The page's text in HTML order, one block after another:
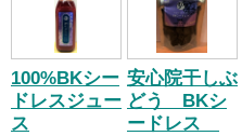
100%BKシー
ドレスジュー
ス
安心院干しぶ
どう BKシ
ードレス